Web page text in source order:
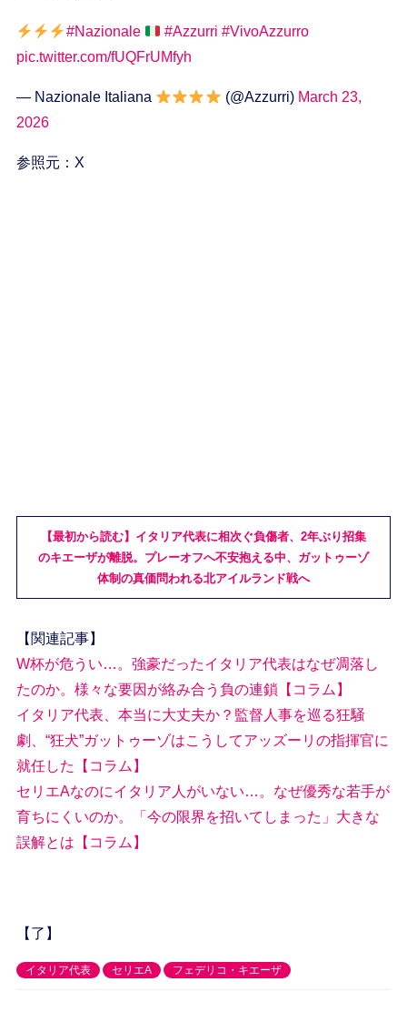
#Nazionale #Azzurri #VivoAzzurro
pic.twitter.com/fUQFrUMfyh
— Nazionale Italiana (@Azzurri) March 23,
2026
参照元：X
【最初から読む】イタリア代表に相次ぐ負傷者、2年ぶり招集
のキエーザが離脱。プレーオフへ不安抱える中、ガットゥーゾ
体制の真価問われる北アイルランド戦へ
【関連記事】
W杯が危うい…。強豪だったイタリア代表はなぜ凋落し
たのか。様々な要因が絡み合う負の連鎖【コラム】
イタリア代表、本当に大丈夫か？監督人事を巡る狂騒
劇、“狂犬”ガットゥーゾはこうしてアッズーリの指揮官に
就任した【コラム】
セリエAなのにイタリア人がいない…。なぜ優秀な若手が
育ちにくいのか。「今の限界を招いてしまった」大きな
誤解とは【コラム】
【了】
イタリア代表 セリエA フェデリコ・キエーザ